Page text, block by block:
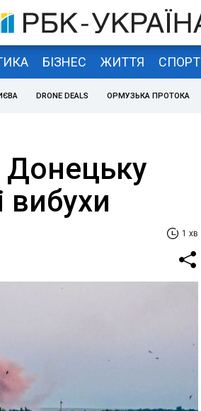
БІЗНЕС ЖИТТЯ СПОРТ
DRONE DEALS ОРМУЗЬКА ПРОТОКА
вибухи
1 хв